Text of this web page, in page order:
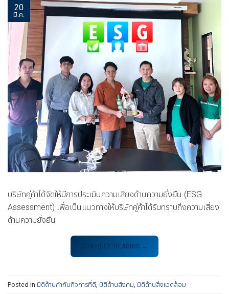
20
มี.ค.
บริษัทคู่ค้าได้จัดให้มีการประเมินความเสี่ยงด้านความยั่งยืน (ESG
Assessment) เพื่อเป็นแนวทางให้บริษัทคู่ค้าได้รับทราบถึงความเสี่ยง
ด้านความยั่งยืน
CONTINUE READING →
Posted in มิติด้านกำกับกิจการที่ดี มิติด้านสังคม มิติด้านสิ่งแวดล้อม